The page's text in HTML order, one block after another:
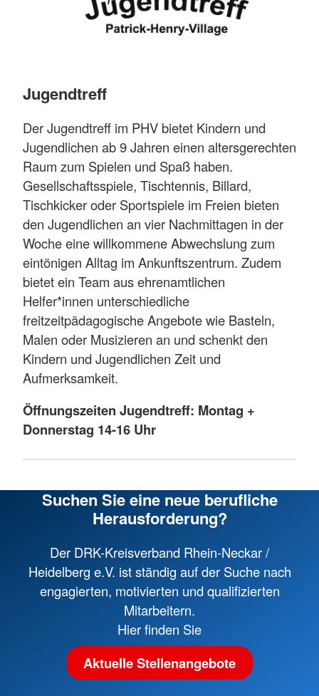
Jugendtreff
Der Jugendtreff im PHV bietet Kindern und
Jugendlichen ab 9 Jahren einen altersgerechten
Raum zum Spielen und Spaß haben.
Gesellschaftsspiele, Tischtennis, Billard,
Tischkicker oder Sportspiele im Freien bieten
den Jugendlichen an vier Nachmittagen in der
Woche eine willkommene Abwechslung zum
eintönigen Alltag im Ankunftszentrum. Zudem
bietet ein Team aus ehrenamtlichen
Helfer*innen unterschiedliche
freitzeitpädagogische Angebote wie Basteln,
Malen oder Musizieren an und schenkt den
Kindern und Jugendlichen Zeit und
Aufmerksamkeit.
Öffnungszeiten Jugendtreff: Montag +
Donnerstag 14-16 Uhr
Suchen Sie eine neue berufliche
Herausforderung?
Der DRK-Kreisverband Rhein-Neckar /
Heidelberg e.V. ist ständig auf der Suche nach
engagierten, motivierten und qualifizierten
Mitarbeitern.
Hier finden Sie
Aktuelle Stellenangebote